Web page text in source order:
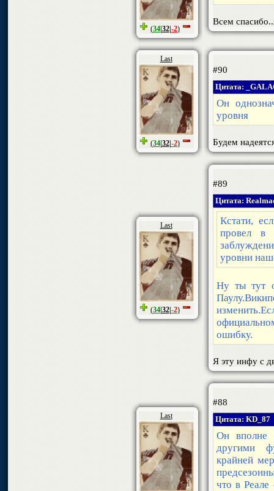
(34| 32| -2)
Всем
Last
(34| 32| -2)
#90
Цитата:
Он
уровня
Будем
Last
(34| 32| -2)
#89
Цитата:
Кстати,
провел в
уровни
Ну ты тут
ошибку.
Я эту инфу с
Last
#88
Цитата: KD_87
Он вполне
другими
крайней
что в Реале